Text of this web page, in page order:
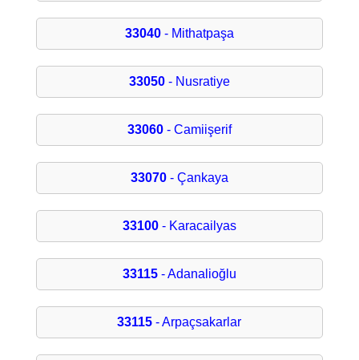
33040- Mithatpaşa
33050- Nusratiye
33060- Camiişerif
33070- Çankaya
33100- Karacailyas
33115- Adanalioğlu
33115 - Arpaçsakarlar